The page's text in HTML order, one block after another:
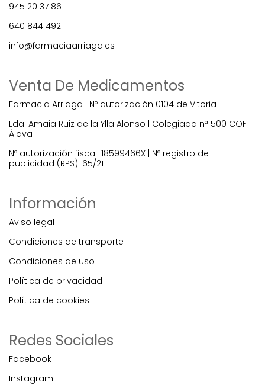
945 20 37 86
640 844 492
info@farmaciaarriaga.es
Venta De Medicamentos
Farmacia Arriaga | Nº autorización 0104 de Vitoria
Lda. Amaia Ruiz de la Ylla Alonso | Colegiada nª 500 COF
Álava
Nº autorización fiscal: 18599466X | Nº registro de
publicidad (RPS): 65/21
Información
Aviso legal
Condiciones de transporte
Condiciones de uso
Política de privacidad
Política de cookies
Redes Sociales
Facebook
Instagram